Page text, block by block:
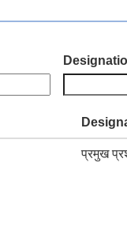
प्रमुख